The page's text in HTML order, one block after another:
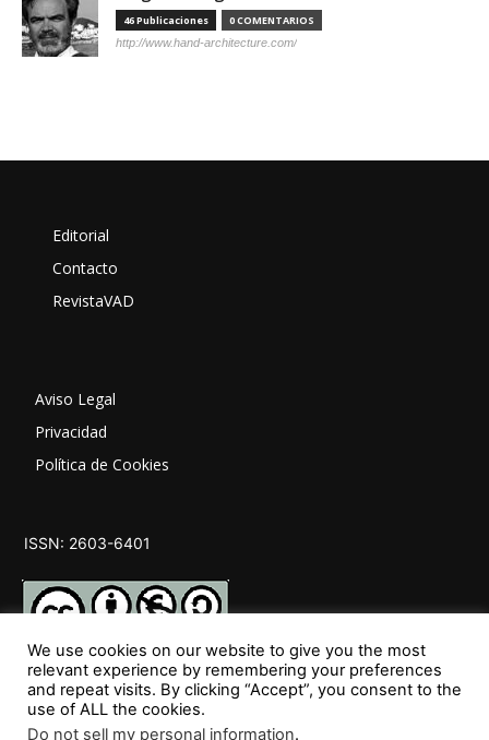
46 Publicaciones 0 COMENTARIOS
http://www.hand-architecture.com/
Editorial
Contacto
RevistaVAD
Aviso Legal
Privacidad
Política de Cookies
ISSN: 2603-6401
SÍGUENOS
We use cookies on our website to give you the most
relevant experience by remembering your preferences
and repeat visits. By clicking “Accept”, you consent to the
use of ALL the cookies.
Do not sell my personal information.